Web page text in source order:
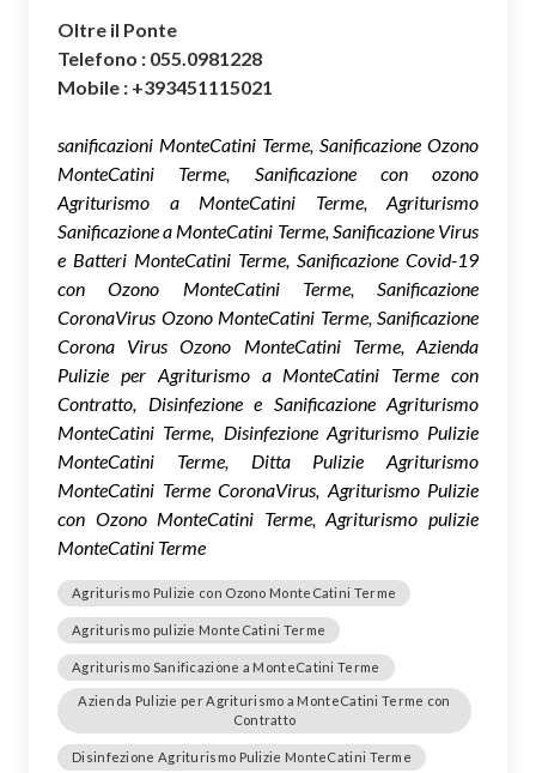
Oltre il Ponte
Telefono : 055.0981228
Mobile : +393451115021
sanificazioni MonteCatini Terme, Sanificazione Ozono
MonteCatini Terme, Sanificazione con ozono
Agriturismo a MonteCatini Terme, Agriturismo
Sanificazione a MonteCatini Terme, Sanificazione Virus
e Batteri MonteCatini Terme, Sanificazione Covid-19
con Ozono MonteCatini Terme, Sanificazione
CoronaVirus Ozono MonteCatini Terme, Sanificazione
Corona Virus Ozono MonteCatini Terme, Azienda
Pulizie per Agriturismo a MonteCatini Terme con
Contratto, Disinfezione e Sanificazione Agriturismo
MonteCatini Terme, Disinfezione Agriturismo Pulizie
MonteCatini Terme, Ditta Pulizie Agriturismo
MonteCatini Terme CoronaVirus, Agriturismo Pulizie
con Ozono MonteCatini Terme, Agriturismo pulizie
MonteCatini Terme
Agriturismo Pulizie con Ozono MonteCatini Terme
Agriturismo pulizie MonteCatini Terme
Agriturismo Sanificazione a MonteCatini Terme
Azienda Pulizie per Agriturismo a MonteCatini Terme con
Contratto
Disinfezione Agriturismo Pulizie MonteCatini Terme